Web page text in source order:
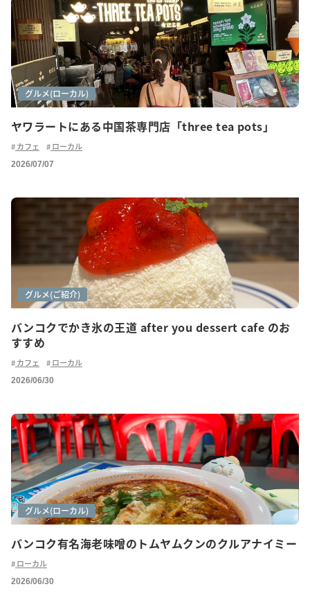
ヤワラートにある中国茶専門店「three tea pots」
カフェ巡り
グルメ(ご紹介)
グルメ(ローカル)
カフェ ローカル
2026/07/07
バンコクでかき氷の王道 after you dessert cafe のお
すすめ
カフェ巡り
グルメ
グルメ(ご紹介)
カフェ ローカル
2026/06/30
バンコク有名海老味噌のトムヤムクンのクルアナイミー
グルメ
グルメ(ご紹介)
グルメ(ローカル)
ローカル
2026/06/30